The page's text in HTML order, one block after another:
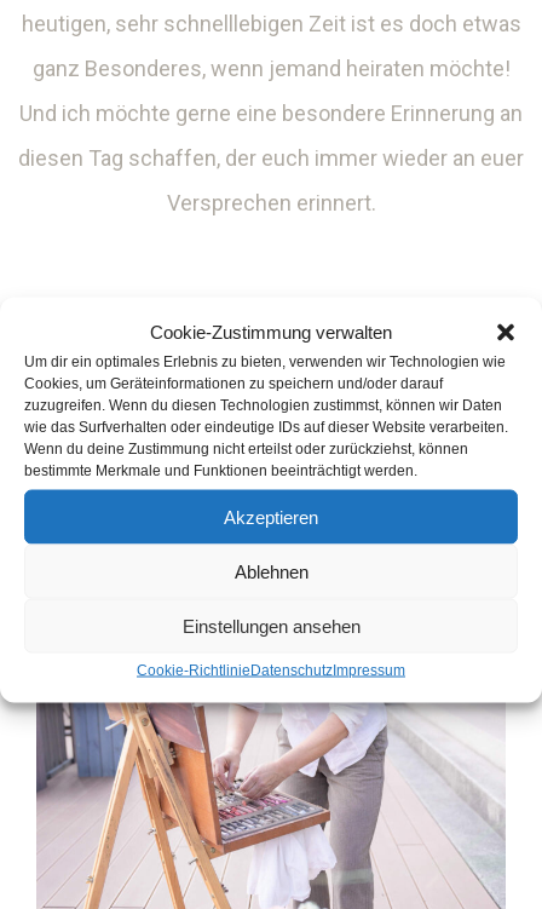
Cookie-Zustimmung verwalten
Um dir ein optimales Erlebnis zu bieten, verwenden wir Technologien wie
Cookies, um Geräteinformationen zu speichern und/oder darauf
zuzugreifen. Wenn du diesen Technologien zustimmst, können wir Daten
wie das Surfverhalten oder eindeutige IDs auf dieser Website verarbeiten.
Wenn du deine Zustimmung nicht erteilst oder zurückziehst, können
bestimmte Merkmale und Funktionen beeinträchtigt werden.
Akzeptieren
Ablehnen
Einstellungen ansehen
Cookie-RichtlinieDatenschutzImpressum
heutigen, sehr schnelllebigen Zeit ist es doch etwas
ganz Besonderes, wenn jemand heiraten möchte!
Und ich möchte gerne eine besondere Erinnerung an
diesen Tag schaffen, der euch immer wieder an euer
Versprechen erinnert.